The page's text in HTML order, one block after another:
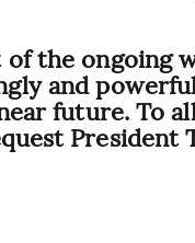
the ongoing
and
future. To
President